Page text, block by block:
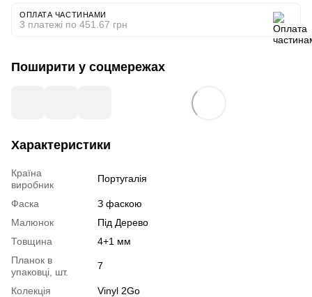
ОПЛАТА ЧАСТИНАМИ
3 платежі по 451.67 грн
Поширити у соцмережах
Характеристики
Країна
виробник
Португалія
Фаска
З фаскою
Малюнок
Під Дерево
Товщина
4+1 мм
Планок в
упаковці, шт.
7
Колекція
Vinyl 2Go